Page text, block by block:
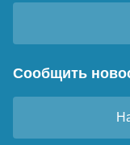
Сообщить